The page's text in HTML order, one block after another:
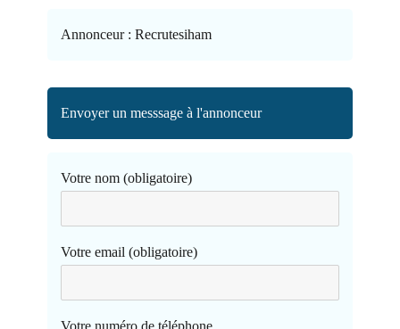
Annonceur : Recrutesiham
Envoyer un messsage à l'annonceur
Votre nom (obligatoire)
Votre email (obligatoire)
Votre numéro de téléphone